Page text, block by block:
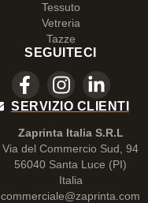
Tessuto
Vetreria
Tazze
SEGUITECI
SERVIZIO CLIENTI
Zaprinta Italia S.R.L
Via del Commercio Sud, 94
56040 Santa Luce (PI)
Italia
commerciale@zaprinta.com